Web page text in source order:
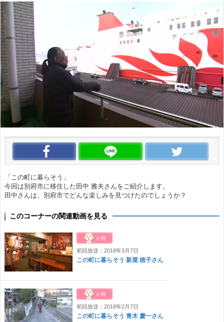
この動画をいいね！ この動画をLINEで送る
「この町に暮らそう」
今回は別府市に移住した田中 雅夫さんをご紹介します。
田中さんは、別府市でどんな楽しみを見つけたのでしょうか？
このコーナーの関連動画を見る
人物
初回放送：2018年3月7日
この町に暮らそう 新屋 徳子さん
人物
初回放送：2018年2月7日
この町に暮らそう 青木 慶一さん